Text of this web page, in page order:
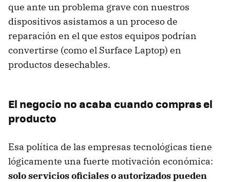
que ante un problema grave con nuestros
dispositivos asistamos a un proceso de
reparación en el que estos equipos podrían
convertirse (como el Surface Laptop) en
productos desechables.
El negocio no acaba cuando compras el
producto
Esa política de las empresas tecnológicas tiene
lógicamente una fuerte motivación económica:
solo servicios oficiales o autorizados pueden